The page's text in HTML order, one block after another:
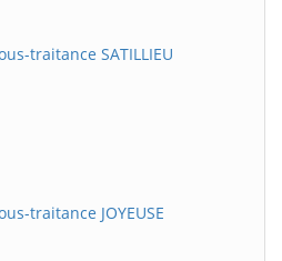
traitance SATILLIEU
traitance JOYEUSE